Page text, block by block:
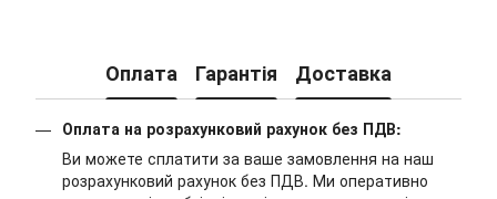
Оплата Гарантія Доставка
Оплата на розрахунковий рахунок без ПДВ:
Ви можете сплатити за ваше замовлення на наш
розрахунковий рахунок без ПДВ. Ми оперативно